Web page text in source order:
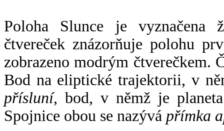
Poloha Slunce je vyznačena
čtvereček znázorňuje polohu
zobrazeno modrým čtverečkem.
Bod na eliptické trajektorii, v
přísluní, bod, v němž je
Spojnice obou se nazývá přímka